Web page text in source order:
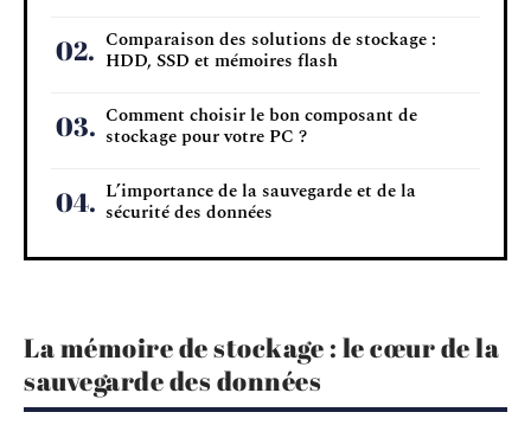
Comparaison des solutions de stockage :
HDD, SSD et mémoires flash
Comment choisir le bon composant de
stockage pour votre PC ?
L’importance de la sauvegarde et de la
sécurité des données
La mémoire de stockage : le cœur de la
sauvegarde des données